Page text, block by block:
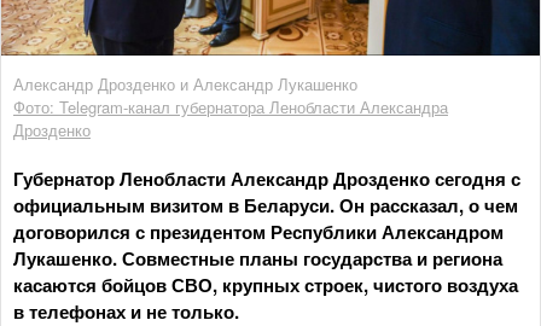
Александр Дрозденко и Александр Лукашенко
Фото: Telegram-канал губернатора Ленобласти Александра
Дрозденко
Губернатор Ленобласти Александр Дрозденко сегодня с
официальным визитом в Беларуси. Он рассказал, о чем
договорился с президентом Республики Александром
Лукашенко. Совместные планы государства и региона
касаются бойцов СВО, крупных строек, чистого воздуха
в телефонах и не только.